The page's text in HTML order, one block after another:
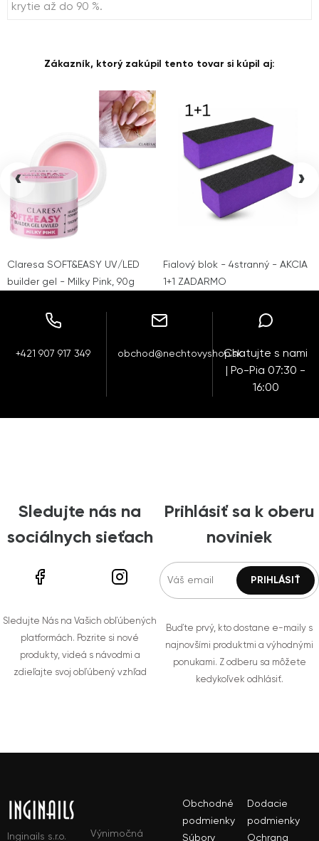
krytie až do 90 %.
Zákazník, ktorý zakúpil tento tovar si kúpil aj:
Claresa SOFT&EASY UV/LED
builder gel - Milky Pink, 90g
Fialový blok - 4stranný - AKCIA
1+1 ZADARMO
‹ ›
+421 907 917 349 obchod@nechtovyshop.skChatujte s nami
| Po-Pia 07:30 -
16:00
Sledujte nás na
sociálnych sieťach
Sledujte Nás na Vašich obľúbených
platformách. Pozrite si nové
produkty, videá s návodmi a
zdieľajte svoj obľúbený vzhľad
Prihlásiť sa k oberu
noviniek
Buďte prvý, kto dostane e-maily s
najnovšími produktmi a výhodnými
ponukami. Z odberu sa môžete
kedykoľvek odhlásiť.
Inginails s.r.o. Výnimočná
Obchodné
podmienky
Dodacie
podmienky
Súbory
Ochrana